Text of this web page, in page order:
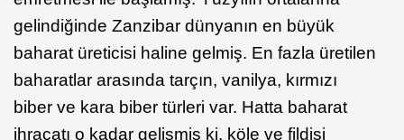
gelindiğinde Zanzibar dünyanın en büyük
baharat üreticisi haline gelmiş. En fazla üretilen
baharatlar arasında tarçın, vanilya, kırmızı
biber ve kara biber türleri var. Hatta baharat
ihracatı o kadar gelişmiş ki, köle ve fildişi